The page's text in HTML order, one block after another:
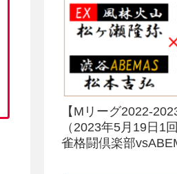
【Mリーグ2022-
（2023年5月19日1
雀格闘倶楽部